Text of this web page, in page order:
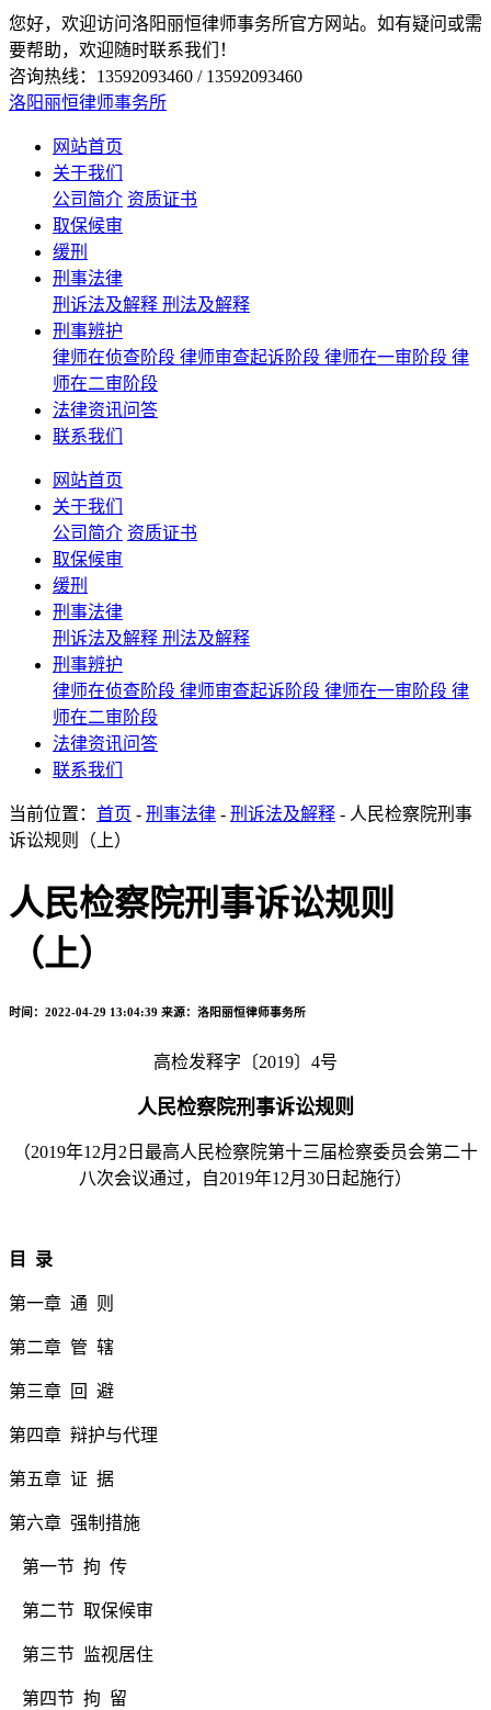
您好，欢迎访问洛阳丽恒律师事务所官方网站。如有疑问或需
要帮助，欢迎随时联系我们！
咨询热线：13592093460 / 13592093460
洛阳丽恒律师事务所
网站首页
关于我们
公司简介 资质证书
取保候审
缓刑
刑事法律
刑诉法及解释 刑法及解释
刑事辨护
律师在侦查阶段 律师审查起诉阶段 律师在一审阶段 律
师在二审阶段
法律资讯问答
联系我们
网站首页
关于我们
公司简介 资质证书
取保候审
缓刑
刑事法律
刑诉法及解释 刑法及解释
刑事辨护
律师在侦查阶段 律师审查起诉阶段 律师在一审阶段 律
师在二审阶段
法律资讯问答
联系我们
当前位置： 首页 - 刑事法律 - 刑诉法及解释 - 人民检察院刑事
诉讼规则（上）
人民检察院刑事诉讼规则
（上）
时间：2022-04-29 13:04:39 来源：洛阳丽恒律师事务所
高检发释字〔2019〕 4号
人民检察院刑事诉讼规则
（2019年12月 2 日最高人民检察院第十三届检察委员会第二十
八次会议通过，自2019年12月30日起施行）
目 录
第一章 通 则
第二章 管 辖
第三章 回 避
第四章 辩护与代理
第五章 证 据
第六章 强制措施
第一节 拘 传
第二节 取保候审
第三节 监视居住
第四节 拘 留